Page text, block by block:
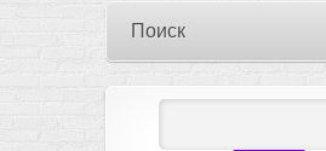
Поиск